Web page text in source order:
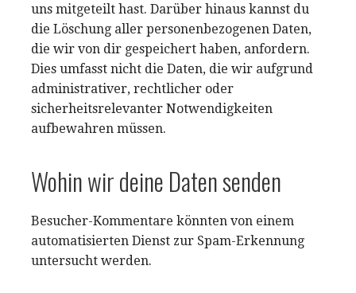
uns mitgeteilt hast. Darüber hinaus kannst du
die Löschung aller personenbezogenen Daten,
die wir von dir gespeichert haben, anfordern.
Dies umfasst nicht die Daten, die wir aufgrund
administrativer, rechtlicher oder
sicherheitsrelevanter Notwendigkeiten
aufbewahren müssen.
Wohin wir deine Daten senden
Besucher-Kommentare könnten von einem
automatisierten Dienst zur Spam-Erkennung
untersucht werden.